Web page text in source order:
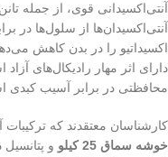
آنتی‌اکسیدانی قوی، از جمله
آنتی‌اکسیدان‌ها از سلول‌ها در
اکسیداتیو را در بدن کاهش
دارای اثر مهار رادیکال‌های آزاد
محافظتی در برابر آسیب کبدی‌
کارشناسان معتقدند که
خوشه سماق 25 کیلو
و